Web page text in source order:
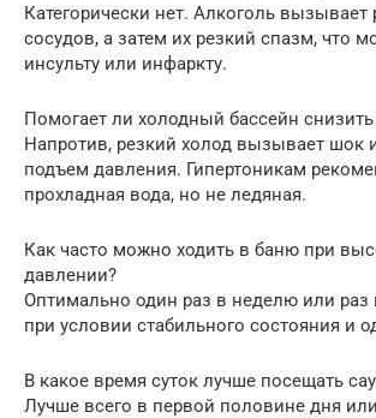
Категорически нет. Алкоголь
сосудов, а затем их резкий спазм, что
инсульту или инфаркту.
Помогает ли холодный бассейн
Напротив, резкий холод вызывает шок
подъем давления. Гипертоникам
прохладная вода, но не ледяная.
Как часто можно ходить в баню при
давлении?
Оптимально один раз в неделю или раз
при условии стабильного состояния и
В какое время суток лучше посещать
Лучше всего в первой половине дня